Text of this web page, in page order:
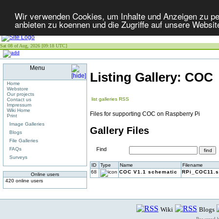
Wir verwenden Cookies, um Inhalte und Anzeigen zu
anbieten zu koennen und die Zugriffe auf unsere
Sat 08 of Aug, 2026 [09:18 UTC]
Menu
Home
Webstore
Our projects
Contact us
Impressum
Wiki Home
Print
Image Galleries
Blogs
File Galleries
FAQs
Surveys
Online users
420 online users
Listing Gallery: COC
list galleries RSS
Files for supporting COC on Raspberry Pi
Gallery Files
Find
ID Type Name
Filename
68
COC V1.1 schematic
Wiki Blogs